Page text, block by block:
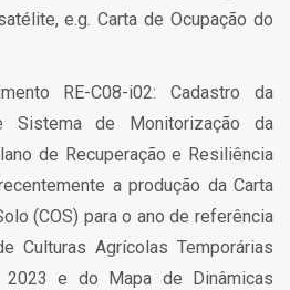
e.g. Carta de Ocupação do
RE-C08-i02: Cadastro da
Sistema de Monitorização da
de Recuperação e Resiliência
a produção da Carta
(COS) para o ano de referência
Culturas Agrícolas Temporárias
2023 e do Mapa de Dinâmicas